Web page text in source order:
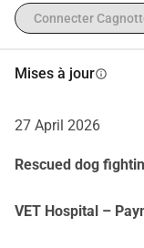
J'ai choisi d'aider
vivre, mais je ne
Hospitalisation
Soins vétérinaires
Chaque don, peu
Connecter
Mises à jourinfo
27 April 2026
Rescued dog
VET Hospital –